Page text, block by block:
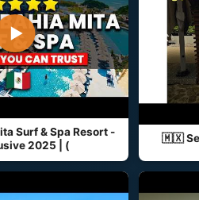
▶
Surf & Spa Resort -
2025 | (
🇲🇽